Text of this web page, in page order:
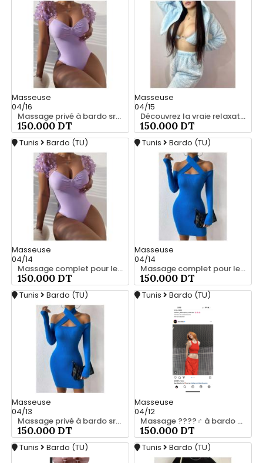
Masseuse
04/16
Massage privé à bardo srd 55066248
150.000 DT
Masseuse
04/15
Découvrez la vraie relaxation pour les hommes srd à bardo 55066248
150.000 DT
Tunis Bardo (TU)
Masseuse
04/14
Massage complet pour les hommes srd à bardo
150.000 DT
Tunis Bardo (TU)
Masseuse
04/14
Massage complet pour les hommes srd à bardo 56066248
150.000 DT
Tunis Bardo (TU)
Masseuse
04/13
Massage privé à bardo srd 55066248
150.000 DT
Tunis Bardo (TU)
Masseuse
04/12
Massage ????‍♂️ à bardo srd 20466285
150.000 DT
Tunis Bardo (TU) Tunis Bardo (TU)